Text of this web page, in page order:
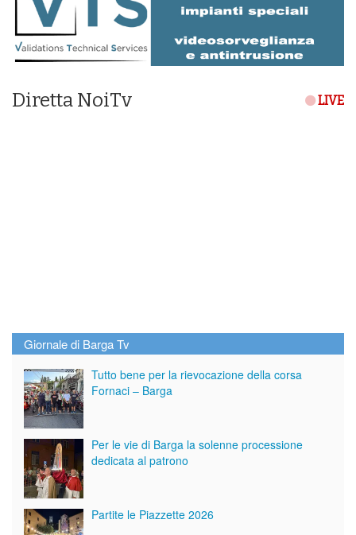
Diretta NoiTv LIVE
Giornale di Barga Tv
Tutto bene per la rievocazione della corsa
Fornaci – Barga
Per le vie di Barga la solenne processione
dedicata al patrono
Partite le Piazzette 2026